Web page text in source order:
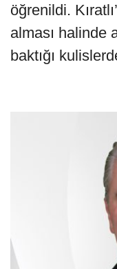
öğrenildi.
alması halinde
baktığı